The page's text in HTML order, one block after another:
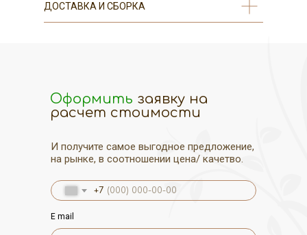
ДОСТАВКА И СБОРКА
Оформить заявку на
расчет стоимости
И получите самое выгодное предложение,
на рынке, в соотношении цена/ качетво.
+7
E mail